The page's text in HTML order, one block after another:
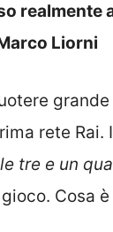
realmente
Liorni
rete
le tre e un
Cosa